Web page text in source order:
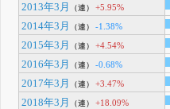
2013年3月
（連） +5.95%
2014年3月
（連） -1.38%
2015年3月
（連） +4.54%
2016年3月
（連） -0.68%
2017年3月
（連） +3.47%
2018年3月
（連） +18.09%